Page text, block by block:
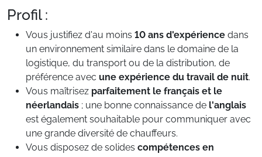
Profil :
Vous justifiez d'au moins 10 ans d'expérience dans
un environnement similaire dans le domaine de la
logistique, du transport ou de la distribution, de
préférence avec une expérience du travail de nuit.
Vous maîtrisez parfaitement le français et le
néerlandais ; une bonne connaissance de l'anglais
est également souhaitable pour communiquer avec
une grande diversité de chauffeurs.
Vous disposez de solides compétences en